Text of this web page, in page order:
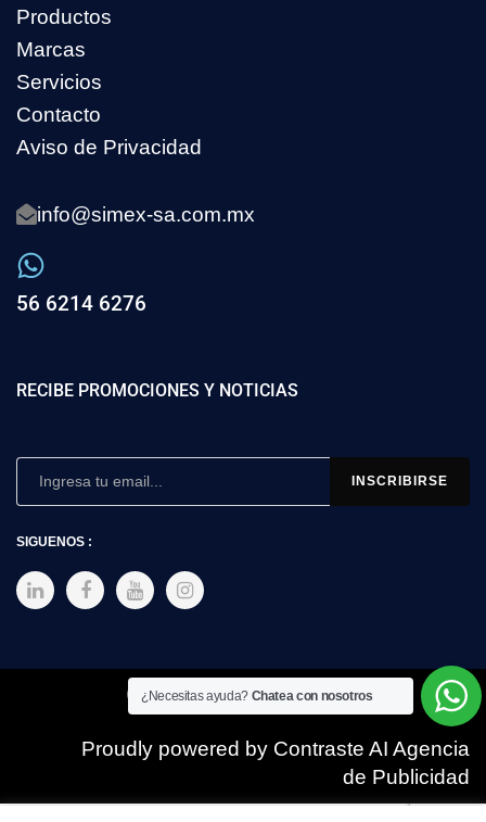
Productos
Marcas
Servicios
Contacto
Aviso de Privacidad
info@simex-sa.com.mx
56 6214 6276
RECIBE PROMOCIONES Y NOTICIAS
SIGUENOS :
Copyright © 2025 SIMEX
Proudly powered by Contraste AI Agencia
de Publicidad
¿Necesitas ayuda? Chatea con nosotros